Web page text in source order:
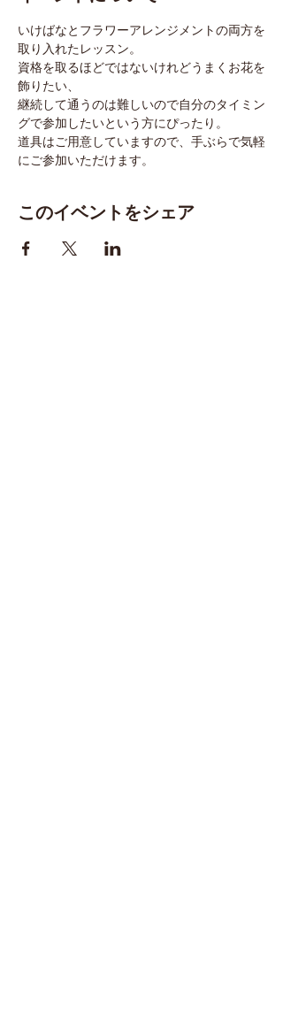
いけばなとフラワーアレンジメントの両方を
取り入れたレッスン。
資格を取るほどではないけれどうまくお花を
飾りたい、
継続して通うのは難しいので自分のタイミン
グで参加したいという方にぴったり。
道具はご用意していますので、手ぶらで気軽
にご参加いただけます。
このイベントをシェア